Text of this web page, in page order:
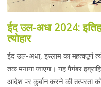
ईद उल-अधा 2024:
त्योहार
ईद उल-अधा, इस्लाम का
तक मनाया जाएगा। यह पैगंबर
आदेश पर कुर्बान करने की तत्परता को